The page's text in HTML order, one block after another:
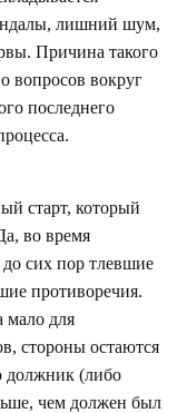
лишний шум,
Причина такого
вопросов вокруг
последнего
старт, который
во время
до сих пор тлевшие
противоречия.
мало для
стороны остаются
должник (либо
чем должен был